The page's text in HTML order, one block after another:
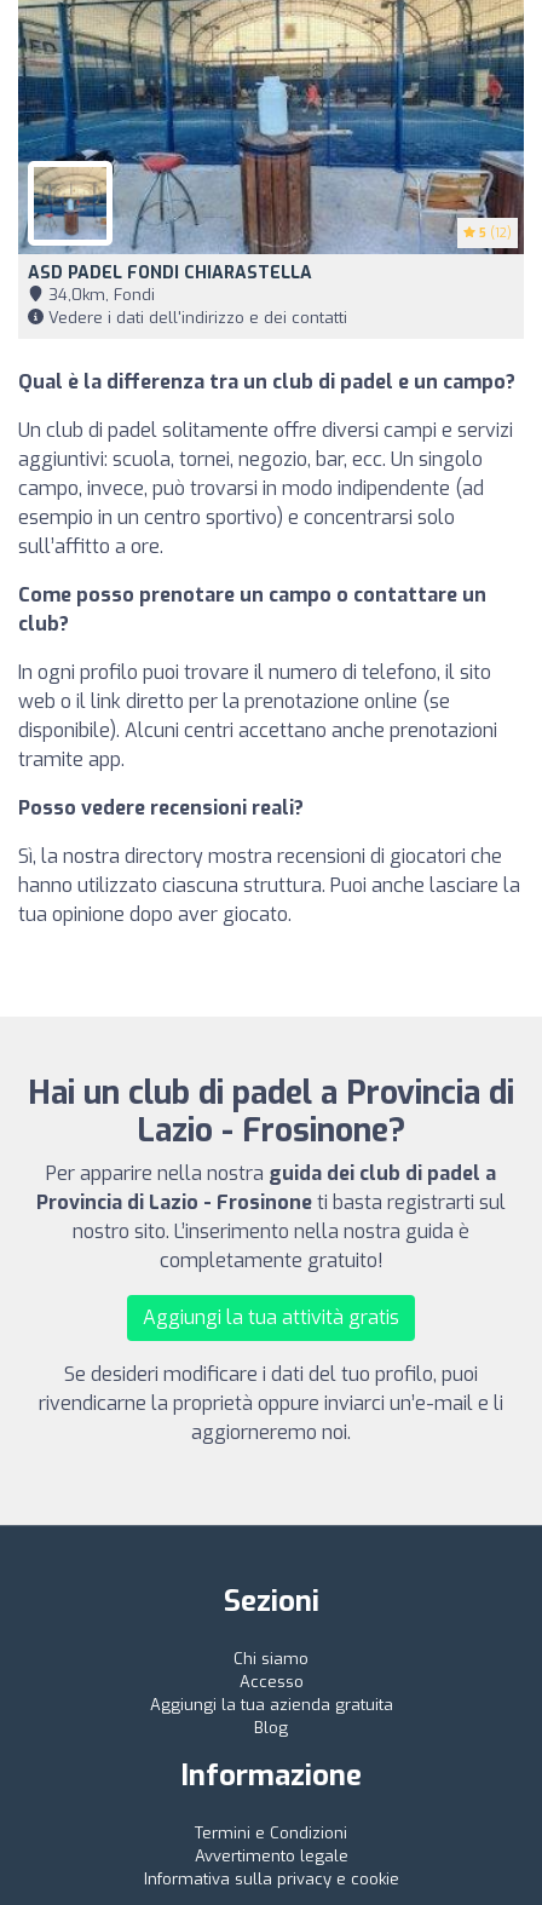
5 (12)
ASD PADEL FONDI CHIARASTELLA
34,0km, Fondi
Vedere i dati dell'indirizzo e dei contatti
Qual è la differenza tra un club di padel e un campo?
Un club di padel solitamente offre diversi campi e servizi
aggiuntivi: scuola, tornei, negozio, bar, ecc. Un singolo
campo, invece, può trovarsi in modo indipendente (ad
esempio in un centro sportivo) e concentrarsi solo
sull’affitto a ore.
Come posso prenotare un campo o contattare un
club?
In ogni profilo puoi trovare il numero di telefono, il sito
web o il link diretto per la prenotazione online (se
disponibile). Alcuni centri accettano anche prenotazioni
tramite app.
Posso vedere recensioni reali?
Sì, la nostra directory mostra recensioni di giocatori che
hanno utilizzato ciascuna struttura. Puoi anche lasciare la
tua opinione dopo aver giocato.
Hai un club di padel a Provincia di
Lazio - Frosinone?
Per apparire nella nostra guida dei club di padel a
Provincia di Lazio - Frosinoneti basta registrarti sul
nostro sito. L’inserimento nella nostra guida è
completamente gratuito!
Aggiungi la tua attività gratis
Se desideri modificare i dati del tuo profilo, puoi
rivendicarne la proprietà oppure inviarci un’e-mail e li
aggiorneremo noi.
Sezioni
Chi siamo
Accesso
Aggiungi la tua azienda gratuita
Blog
Informazione
Termini e Condizioni
Avvertimento legale
Informativa sulla privacy e cookie